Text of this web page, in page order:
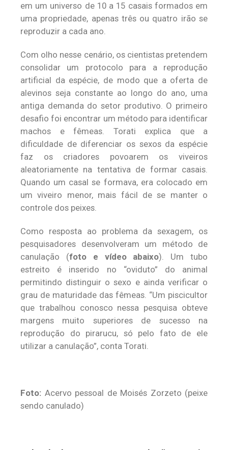
em um universo de 10 a 15 casais formados em
uma propriedade, apenas três ou quatro irão se
reproduzir a cada ano.
Com olho nesse cenário, os cientistas pretendem
consolidar um protocolo para a reprodução
artificial da espécie, de modo que a oferta de
alevinos seja constante ao longo do ano, uma
antiga demanda do setor produtivo. O primeiro
desafio foi encontrar um método para identificar
machos e fêmeas. Torati explica que a
dificuldade de diferenciar os sexos da espécie
faz os criadores povoarem os viveiros
aleatoriamente na tentativa de formar casais.
Quando um casal se formava, era colocado em
um viveiro menor, mais fácil de se manter o
controle dos peixes.
Como resposta ao problema da sexagem, os
pesquisadores desenvolveram um método de
canulação (foto e vídeo abaixo). Um tubo
estreito é inserido no “oviduto” do animal
permitindo distinguir o sexo e ainda verificar o
grau de maturidade das fêmeas. “Um piscicultor
que trabalhou conosco nessa pesquisa obteve
margens muito superiores de sucesso na
reprodução do pirarucu, só pelo fato de ele
utilizar a canulação”, conta Torati.
Foto: Acervo pessoal de Moisés Zorzeto (peixe
sendo canulado)